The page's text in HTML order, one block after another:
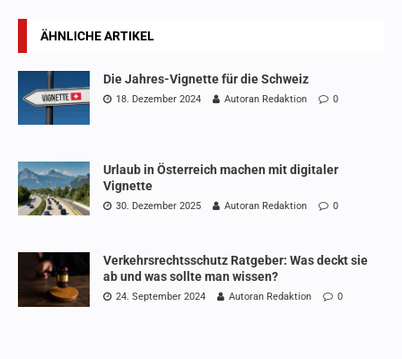
ÄHNLICHE ARTIKEL
Die Jahres-Vignette für die Schweiz
18. Dezember 2024 Autoran Redaktion 0
Urlaub in Österreich machen mit digitaler
Vignette
30. Dezember 2025 Autoran Redaktion 0
Verkehrsrechtsschutz Ratgeber: Was deckt sie
ab und was sollte man wissen?
24. September 2024 Autoran Redaktion 0